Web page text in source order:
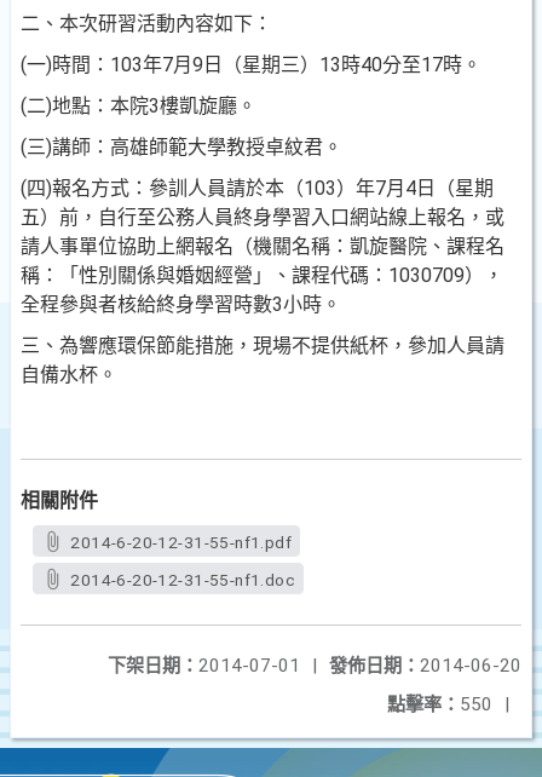
二、本次研習活動內容如下：
(一)時間：103年7月9日（星期三）13時40分至17時。
(二)地點：本院3樓凱旋廳。
(三)講師：高雄師範大學教授卓紋君。
(四)報名方式：參訓人員請於本（103）年7月4日（星期
五）前，自行至公務人員終身學習入口網站線上報名，或
請人事單位協助上網報名（機關名稱：凱旋醫院、課程名
稱：「性別關係與婚姻經營」、課程代碼：1030709），
全程參與者核給終身學習時數3小時。
三、為響應環保節能措施，現場不提供紙杯，參加人員請
自備水杯。
相關附件
2014-6-20-12-31-55-nf1.pdf
2014-6-20-12-31-55-nf1.doc
發佈日期： 2014-06-20
下架日期： 2014-07-01
|
點擊率： 550 |